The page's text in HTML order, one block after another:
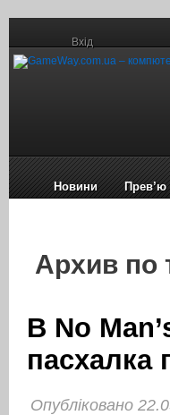
Вхід
Новини Прев’ю
Архив по
В No
пасхалка
Опубліковано